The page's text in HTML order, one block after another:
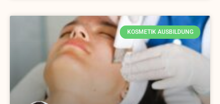
KOSMETIK AUSBILDUNG